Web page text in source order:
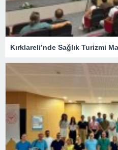
Kırklareli’nde Sağlık Turizmi